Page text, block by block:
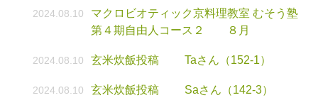
2024.08.10
マクロビオティック京料理教室 むそう塾
第４期自由人コース２ ８月
2024.08.10 玄米炊飯投稿 Taさん（152-1）
2024.08.10 玄米炊飯投稿 Saさん（142-3）